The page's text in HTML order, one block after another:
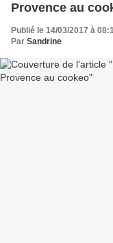
Provence au
Publié le 14/03/2017 à
Par Sandrine